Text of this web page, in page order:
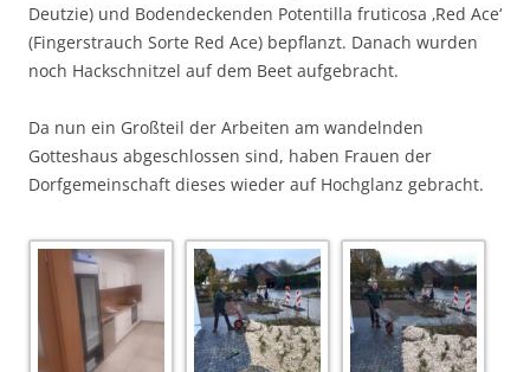
Deutzie) und Bodendeckenden Potentilla fruticosa ‚Red Ace‘
(Fingerstrauch Sorte Red Ace) bepflanzt. Danach wurden
noch Hackschnitzel auf dem Beet aufgebracht.
Da nun ein Großteil der Arbeiten am wandelnden
Gotteshaus abgeschlossen sind, haben Frauen der
Dorfgemeinschaft dieses wieder auf Hochglanz gebracht.